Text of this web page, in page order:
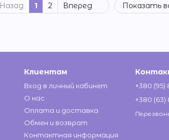
Назад 1 2 Вперед Показать
Клиентам
Вход в личный кабинет
О нас
Оплата и доставка
Обмен и возврат
Контактная информация
+380 (95)
+380 (63)